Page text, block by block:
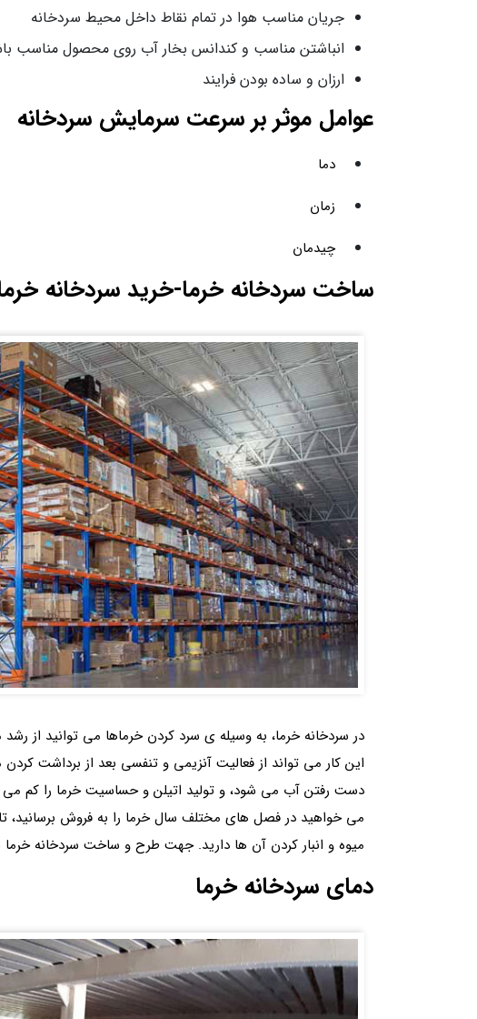
جریان مناسب هوا در تمام نقاط داخل محیط سردخانه
انباشتن مناسب و کندانس بخار آب روی محصول مناسب
ارزان و ساده بودن فرایند
عوامل موثر بر سرعت سرمایش سردخانه
دما
زمان
چیدمان
ساخت سردخانه خرما-خرید سردخانه
در سردخانه خرما، به وسیله ی سرد کردن خرماها می توانید از
این کار می تواند از فعالیت آنزیمی و تنفسی بعد از برداشت
دست رفتن آب می شود، و تولید اتیلن و حساسیت خرما را کم می
می‌‍ خواهید در فصل های مختلف سال خرما را به فروش برسانید،
میوه و انبار کردن آن ها دارید. جهت طرح و ساخت سردخانه
دمای سردخانه خرما